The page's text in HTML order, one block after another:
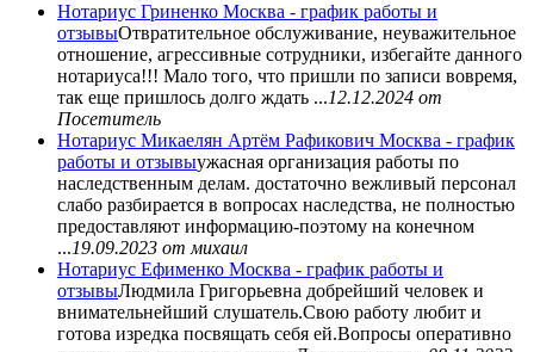
Нотариус Гриненко Москва - график работы и
отзывыОтвратительное обслуживание, неуважительное
отношение, агрессивные сотрудники, избегайте данного
нотариуса!!! Мало того, что пришли по записи вовремя,
так еще пришлось долго ждать ...12.12.2024 от
Посетитель
Нотариус Микаелян Артём Рафикович Москва - график
работы и отзывыужасная организация работы по
наследственным делам. достаточно вежливый персонал
слабо разбирается в вопросах наследства, не полностью
предоставляют информацию-поэтому на конечном
...19.09.2023 от михаил
Нотариус Ефименко Москва - график работы и
отзывыЛюдмила Григорьевна добрейший человек и
внимательнейший слушатель.Свою работу любит и
готова изредка посвящать себя ей.Вопросы оперативно